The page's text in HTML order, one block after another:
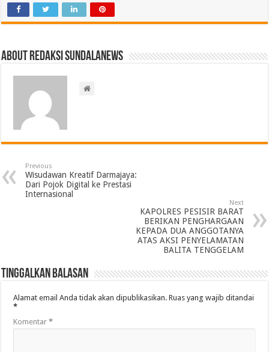
About Redaksi Sundalanews
Previous
Wisudawan Kreatif Darmajaya:
Dari Pojok Digital ke Prestasi
Internasional
Next
KAPOLRES PESISIR BARAT
BERIKAN PENGHARGAAN
KEPADA DUA ANGGOTANYA
ATAS AKSI PENYELAMATAN
BALITA TENGGELAM
Tinggalkan Balasan
Alamat email Anda tidak akan dipublikasikan. Ruas yang wajib ditandai
*
Komentar*